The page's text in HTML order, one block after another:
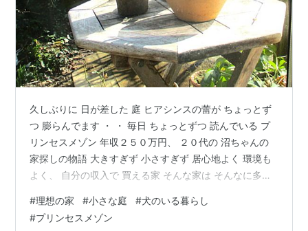
プリンセスメゾン (2) (ビッグコミ
ックス)
作者:池辺 葵
発売日:
2016/02/12
プリンセスメゾン (3) (ビッグコ
久しぶりに 日が差した 庭 ヒアシンスの蕾が ちょっとず
つ 膨らんでます ・ ・ 毎日 ちょっとずつ 読んでいる プ
リンセスメゾン 年収２５０万円、 ２０代の 沼ちゃんの
家探しの物語 大きすぎず 小さすぎず 居心地よく 環境も
よく、 自分の収入で 買える家 そんな家は そんなに多く
らす人を眺めながら、 自分にとっての ちょうどよさや
心地よさが より 具体的になっていく。。 状況や 家族構
#理想の家 #小さな庭 #犬のいる暮らし
#プリンセスメゾン